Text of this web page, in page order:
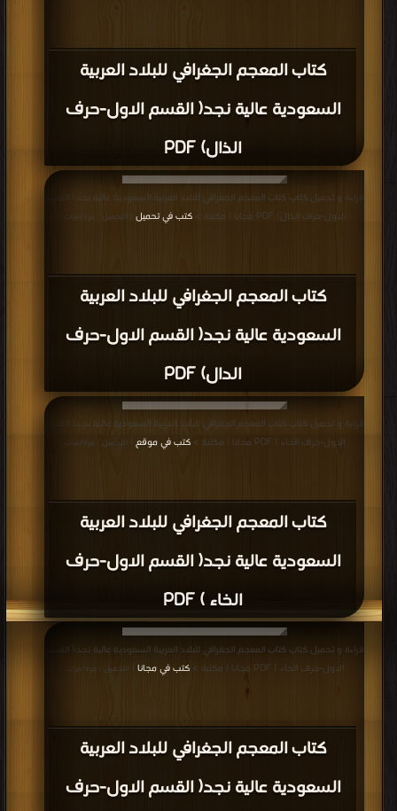
كتاب المعجم الجغرافي للبلاد العربية
السعودية عالية نجد( القسم الاول-حرف
الذال) PDF
كتاب المعجم الجغرافي للبلاد العربية
السعودية عالية نجد( القسم الاول-حرف
الدال) PDF
قراءة و تحميل كتاب كتاب المعجم الجغرافي للبلاد العربية السعودية عالية نجد( القسم
الاول-حرف الدال) PDF مجانا | مكتبة >
كتب في تحميل | التحميل : مرة/مرات
كتاب المعجم الجغرافي للبلاد العربية
السعودية عالية نجد( القسم الاول-حرف
الخاء ) PDF
قراءة و تحميل كتاب كتاب المعجم الجغرافي للبلاد العربية السعودية عالية نجد( القسم
الاول-حرف الخاء ) PDF مجانا | مكتبة >
كتب في موقع | التحميل : مرة/مرات
كتاب المعجم الجغرافي للبلاد العربية
السعودية عالية نجد( القسم الاول-حرف
قراءة و تحميل كتاب كتاب المعجم الجغرافي للبلاد العربية السعودية عالية نجد( القسم
الاول-حرف الحاء ) PDF مجانا | مكتبة >
كتب في مجانا | التحميل : مرة/مرات